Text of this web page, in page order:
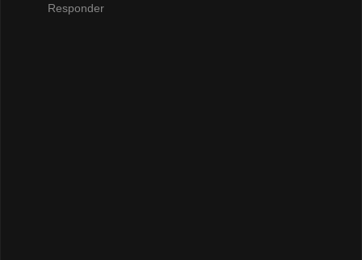
Responder